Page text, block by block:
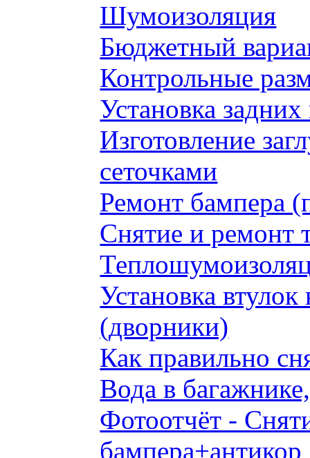
Шумоизоляция
Бюджетный
Контрольные
Установка
Изготовление
сеточками
Ремонт бампера
Снятие и ремонт
Установка втулок
(дворники)
Как правильно
Вода в
Фотоотчёт -
бампера+антикор